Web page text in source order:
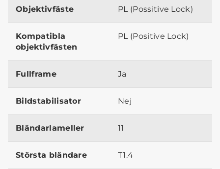
Objektivfäste PL (Possitive Lock)
Kompatibla
objektivfästen
PL (Positive Lock)
Fullframe Ja
Bildstabilisator Nej
Bländarlameller 11
Största bländare T1.4